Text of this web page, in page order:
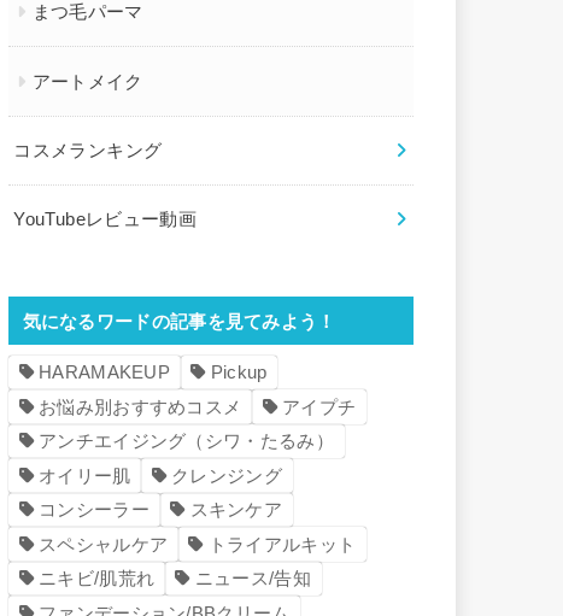
まつ毛パーマ
アートメイク
コスメランキング
YouTubeレビュー動画
気になるワードの記事を見てみよう！
HARAMAKEUP
Pickup
お悩み別おすすめコスメ
アイプチ
アンチエイジング（シワ・たるみ）
オイリー肌
クレンジング
コンシーラー
スキンケア
スペシャルケア
トライアルキット
ニキビ/肌荒れ
ニュース/告知